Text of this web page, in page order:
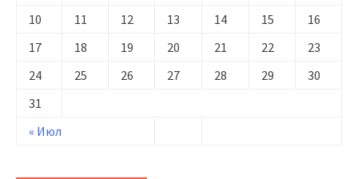
« Июл
10
11 12 13 14 15
16
17
18 19 20 21 22
23
24
25 26 27 28 29
30
31